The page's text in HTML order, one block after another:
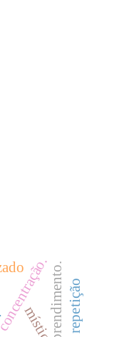
desprendimento.
mística